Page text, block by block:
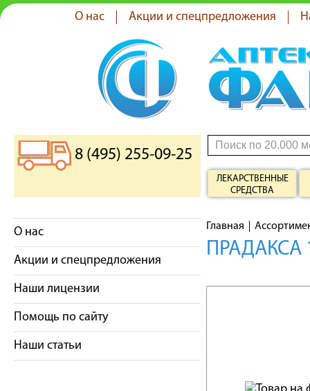
О нас Акции и спецпредложения
8 (495) 255-09-25
ЛЕКАРСТВЕННЫЕ
СРЕДСТВА
О нас
Акции и спецпредложения
Наши лицензии
Помощь по сайту
Наши статьи
Главная
ПРАДАКСА